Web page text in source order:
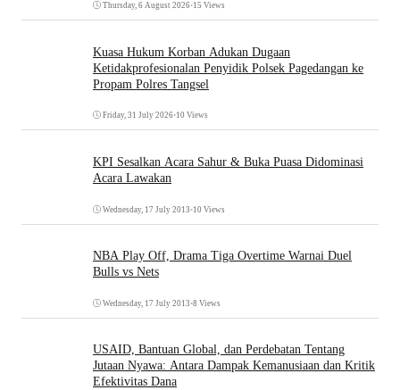
Thursday, 6 August 2026•15 Views
Kuasa Hukum Korban Adukan Dugaan
Ketidakprofesionalan Penyidik Polsek Pagedangan ke
Propam Polres Tangsel
Friday, 31 July 2026•10 Views
KPI Sesalkan Acara Sahur & Buka Puasa Didominasi
Acara Lawakan
Wednesday, 17 July 2013 •10 Views
NBA Play Off, Drama Tiga Overtime Warnai Duel
Bulls vs Nets
Wednesday, 17 July 2013 •8 Views
USAID, Bantuan Global, dan Perdebatan Tentang
Jutaan Nyawa: Antara Dampak Kemanusiaan dan Kritik
Efektivitas Dana